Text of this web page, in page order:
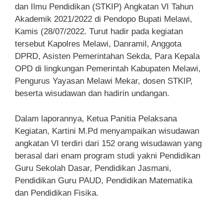
dan Ilmu Pendidikan (STKIP) Angkatan VI Tahun
Akademik 2021/2022 di Pendopo Bupati Melawi,
Kamis (28/07/2022. Turut hadir pada kegiatan
tersebut Kapolres Melawi, Danramil, Anggota
DPRD, Asisten Pemerintahan Sekda, Para Kepala
OPD di lingkungan Pemerintah Kabupaten Melawi,
Pengurus Yayasan Melawi Mekar, dosen STKIP,
beserta wisudawan dan hadirin undangan.
Dalam laporannya, Ketua Panitia Pelaksana
Kegiatan, Kartini M.Pd menyampaikan wisudawan
angkatan VI terdiri dari 152 orang wisudawan yang
berasal dari enam program studi yakni Pendidikan
Guru Sekolah Dasar, Pendidikan Jasmani,
Pendidikan Guru PAUD, Pendidikan Matematika
dan Pendidikan Fisika.